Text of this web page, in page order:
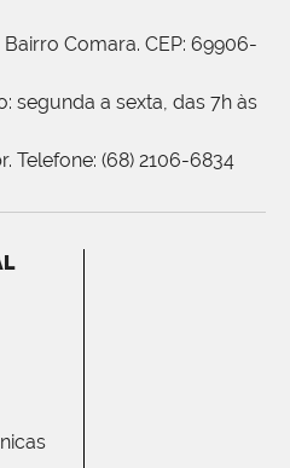
Comara. CEP: 69906-
segunda a sexta, das 7h às
Telefone: (68) 2106-6834